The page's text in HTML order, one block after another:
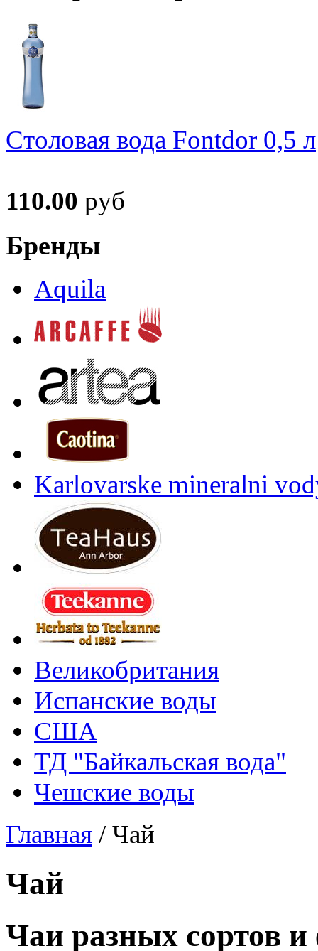
Столовая вода Fontdor 0,5 л
110.00 руб
Бренды
Aquila
Karlovarske mineralni
Великобритания
Испанские воды
США
ТД "Байкальская вода"
Чешские воды
Главная /Чай
Чай
Чаи разных сортов и